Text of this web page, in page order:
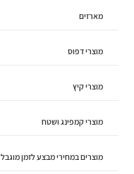
מארזים
מוצרי דפוס
מוצרי קיץ
מוצרי קמפינג ושטח
מוצרים במחירי מבצע לזמן מוגבל